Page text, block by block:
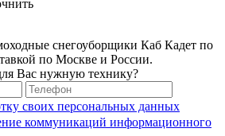
снегоуборщики Кaб Кадет по
по Москве и России.
Вас нужную технику?
своих персональных данных
коммуникаций информационного